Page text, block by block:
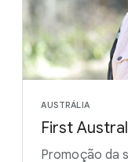
AUSTRÁLIA
First
Promoção da